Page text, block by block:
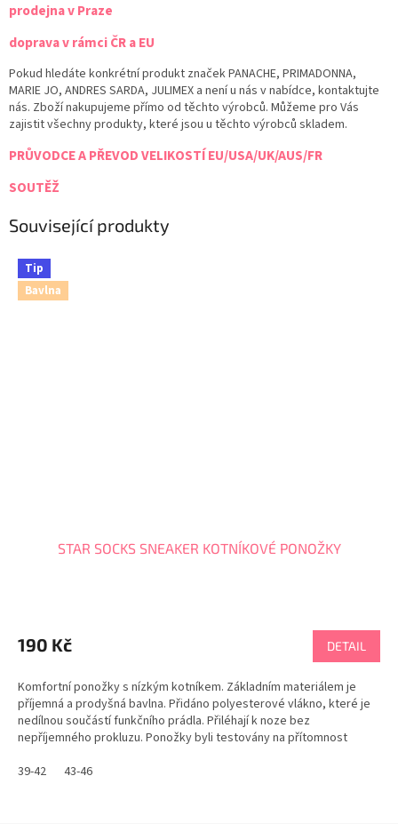
prodejna v Praze
doprava v rámci ČR a EU
Pokud hledáte konkrétní produkt značek PANACHE, PRIMADONNA,
MARIE JO, ANDRES SARDA, JULIMEX a není u nás v nabídce, kontaktujte
nás. Zboží nakupujeme přímo od těchto výrobců. Můžeme pro Vás
zajistit všechny produkty, které jsou u těchto výrobců skladem.
PRŮVODCE A PŘEVOD VELIKOSTÍ EU/USA/UK/AUS/FR
SOUTĚŽ
Související produkty
Tip
Bavlna
STAR SOCKS SNEAKER KOTNÍKOVÉ PONOŽKY
190 Kč DETAIL
Komfortní ponožky s nízkým kotníkem. Základním materiálem je
příjemná a prodyšná bavlna. Přidáno polyesterové vlákno, které je
nedílnou součástí funkčního prádla. Přiléhají k noze bez
nepříjemného prokluzu. Ponožky byli testovány na přítomnost
39-42
43-46